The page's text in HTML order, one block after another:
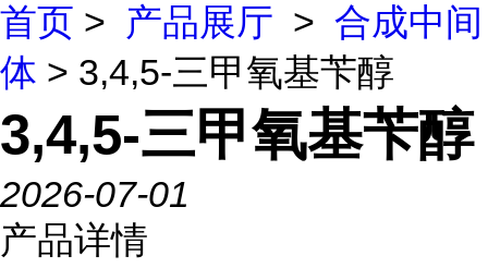
首页 > 产品展厅 > 合成中间
体 > 3,4,5-三甲氧基苄醇
3,4,5-三甲氧基苄醇
2026-07-01
产品详情